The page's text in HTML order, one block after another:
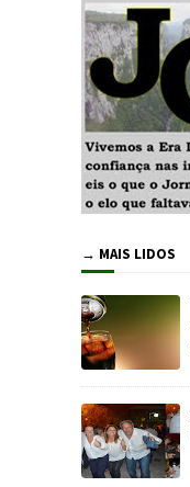
→ MAIS LIDOS